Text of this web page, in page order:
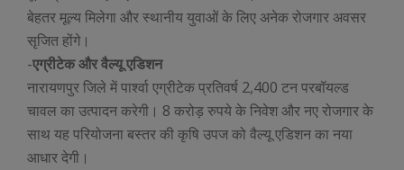
बेहतर मूल्य मिलेगा और स्थानीय युवाओं के लिए अनेक रोजगार अवसर
सृजित होंगे।
-एग्रीटेक और वैल्यू एडिशन
नारायणपुर जिले में पार्श्वा एग्रीटेक प्रतिवर्ष 2,400 टन परबॉयल्ड
चावल का उत्पादन करेगी। 8 करोड़ रुपये के निवेश और नए रोजगार के
साथ यह परियोजना बस्तर की कृषि उपज को वैल्यू एडिशन का नया
आधार देगी।